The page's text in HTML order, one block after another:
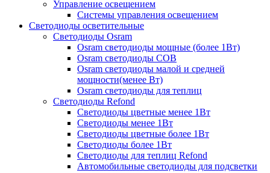
Управление освещением
Системы управления освещением
Светодиоды осветительные
Светодиоды Osram
Osram светодиоды мощные (более 1Вт)
Osram светодиоды COB
Osram светодиоды малой и средней
мощности(менее Вт)
Osram светодиоды для теплиц
Светодиоды Refond
Светодиоды цветные менее 1Вт
Светодиоды менее 1Вт
Светодиоды цветные более 1Вт
Светодиоды более 1Вт
Светодиоды для теплиц Refond
Автомобильные светодиоды для подсветки